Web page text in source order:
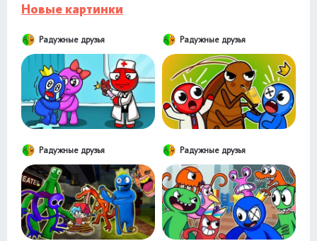
Новые картинки
Радужные друзья Радужные друзья
Радужные друзья Радужные друзья